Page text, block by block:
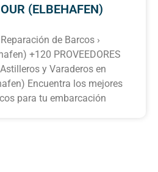
(ELBEHAFEN)
de Barcos ›
+120 PROVEEDORES
y Varaderos en
Encuentra los mejores
para tu embarcación